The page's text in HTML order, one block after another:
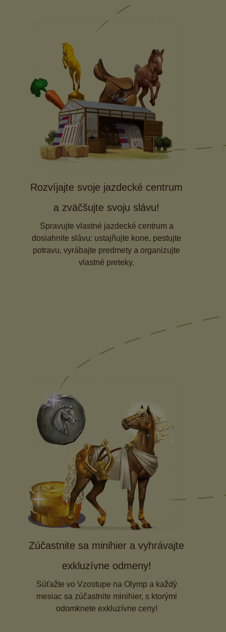
Rozvíjajte svoje jazdecké centrum
a zväčšujte svoju slávu!
Spravujte vlastné jazdecké centrum a
dosiahnite slávu: ustajňujte kone, pestujte
potravu, vyrábajte predmety a organizujte
vlastné preteky.
Zúčastnite sa minihier a vyhrávajte
exkluzívne odmeny!
Súťažte vo Vzostupe na Olymp a každý
mesiac sa zúčastnite minihier, s ktorými
odomknete exkluzívne ceny!